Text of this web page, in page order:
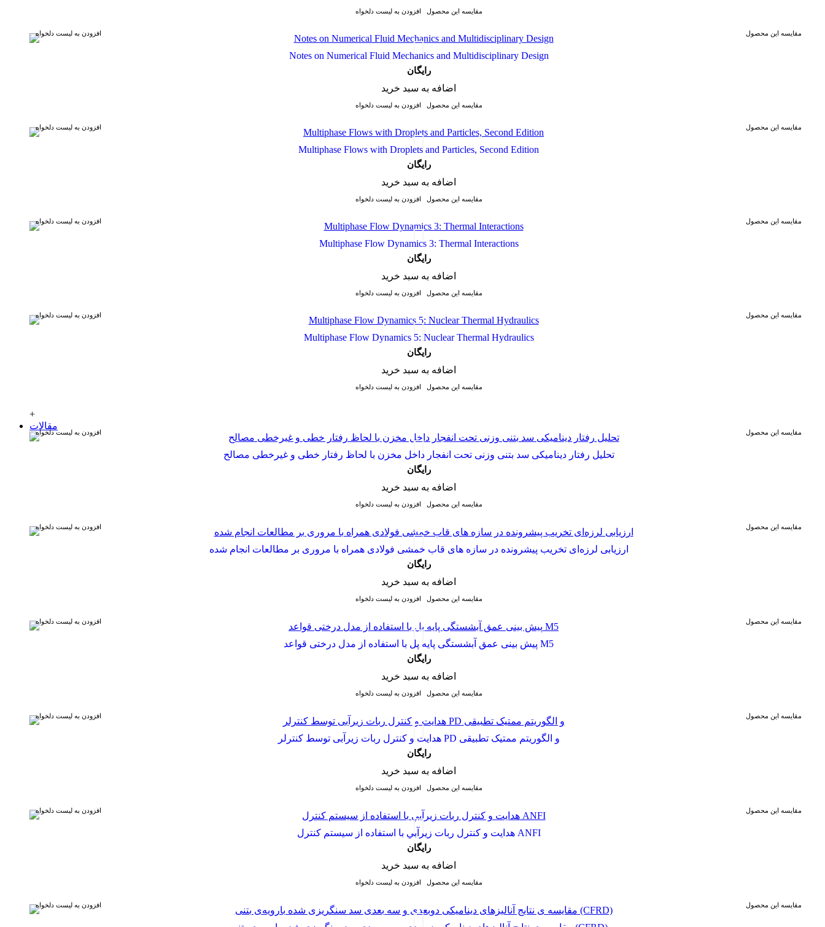
افزودن به لیست دلخواه مقایسه این محصول
افزودن به لیست دلخواه مقایسه این محصول
Notes on Numerical Fluid Mechanics and Multidisciplinary Design
رایگان
اضافه به سبد خرید
افزودن به لیست دلخواه مقایسه این محصول
افزودن به لیست دلخواه مقایسه این محصول
Multiphase Flows with Droplets and Particles, Second Edition
رایگان
اضافه به سبد خرید
افزودن به لیست دلخواه مقایسه این محصول
افزودن به لیست دلخواه مقایسه این محصول
Multiphase Flow Dynamics 3: Thermal Interactions
رایگان
اضافه به سبد خرید
افزودن به لیست دلخواه مقایسه این محصول
افزودن به لیست دلخواه مقایسه این محصول
Multiphase Flow Dynamics 5: Nuclear Thermal Hydraulics
رایگان
اضافه به سبد خرید
افزودن به لیست دلخواه مقایسه این محصول
+
مقالات
افزودن به لیست دلخواه مقایسه این محصول
تحلیل رفتار دینامیکی سد بتنی وزنی تحت انفجار داخل مخزن با لحاظ رفتار خطی و غیرخطی مصالح
رایگان
اضافه به سبد خرید
افزودن به لیست دلخواه مقایسه این محصول
افزودن به لیست دلخواه مقایسه این محصول
ارزیابی لرزه‌ای تخریب پیشرونده در سازه های قاب خمشی فولادی همراه با مروری بر مطالعات انجام شده
رایگان
اضافه به سبد خرید
افزودن به لیست دلخواه مقایسه این محصول
افزودن به لیست دلخواه مقایسه این محصول
پیش بینی عمق آبشستگی پایه پل با استفاده از مدل درختی قواعد M5
رایگان
اضافه به سبد خرید
افزودن به لیست دلخواه مقایسه این محصول
افزودن به لیست دلخواه مقایسه این محصول
هدایت و کنترل ربات زیرآبی توسط کنترلر PD و الگوریتم ممتیک تطبیقی
رایگان
اضافه به سبد خرید
افزودن به لیست دلخواه مقایسه این محصول
افزودن به لیست دلخواه مقایسه این محصول
هدايت و كنترل ربات زيرآبي با استفاده از سيستم كنترل ANFI
رایگان
اضافه به سبد خرید
افزودن به لیست دلخواه مقایسه این محصول
افزودن به لیست دلخواه مقایسه این محصول